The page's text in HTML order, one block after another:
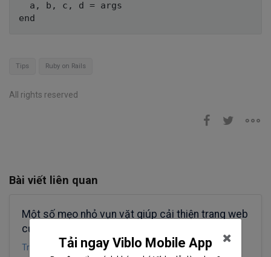
  a, b, c, d = args
Tips Ruby on Rails
All rights reserved
Bài viết liên quan
Một số mẹo nhỏ vụn vặt giúp cải thiện trang web
của bạn
Truong DangTải ngay Viblo Mobile App